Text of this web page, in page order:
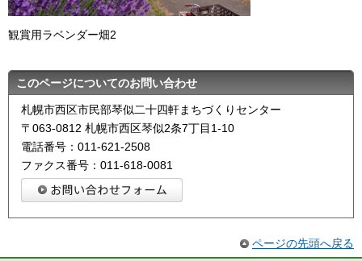
観賞用ラベンダー畑2
このページについてのお問い合わせ
札幌市西区市民部琴似二十四軒まちづくりセンター
〒063-0812 札幌市西区琴似2条7丁目1-10
電話番号：011-621-2508
ファクス番号：011-618-0081
ページの先頭へ戻る